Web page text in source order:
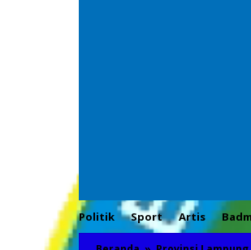
Politik Sport Artis